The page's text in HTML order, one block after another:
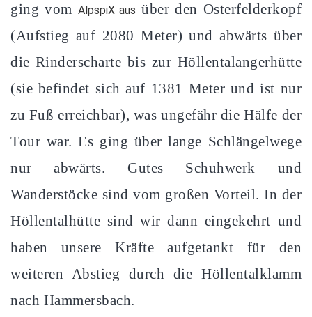
ging vom AlpspiX aus über den Osterfelderkopf
(Aufstieg auf 2080 Meter) und abwärts über
die Rinderscharte bis zur Höllentalangerhütte
(sie befindet sich auf 1381 Meter und ist nur
zu Fuß erreichbar), was ungefähr die Hälfe der
Tour war. Es ging über lange Schlängelwege
nur abwärts. Gutes Schuhwerk und
Wanderstöcke sind vom großen Vorteil. In der
Höllentalhütte sind wir dann eingekehrt und
haben unsere Kräfte aufgetankt für den
weiteren Abstieg durch die Höllentalklamm
nach Hammersbach.